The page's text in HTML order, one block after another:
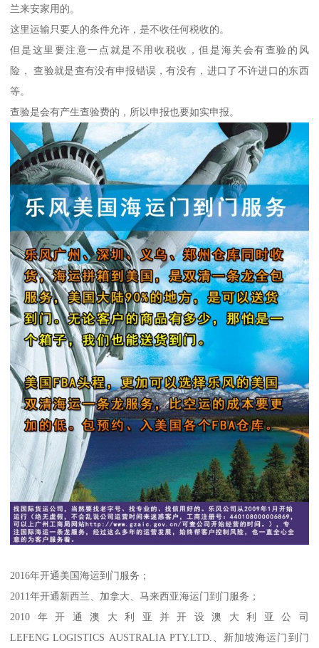
兰来安家用的。
这里运输只要人的条件允许，是不收任何税收的。
但是这里要注意一点就是不用收税收，但是海关会有查验的风
险， 查验就是查有没有申报错误，有没有，进口了不许进口的东西
等。
查验是会有产生查验费的，所以申报也要如实申报。
2016年开通美国海运到门服务；
2011年开通新西兰、加拿大、马来西亚海运门到门服务；
2010年开通澳大利亚并开设澳大利亚公司
LEFENG LOGISTICS AUSTRALIA PTY.LTD.、新加坡海运门到门